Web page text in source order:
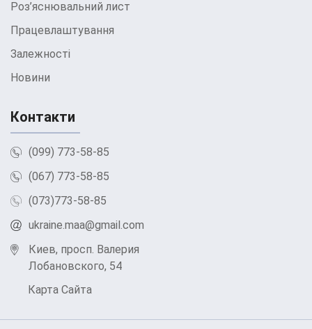
Роз’яснювальний лист
Працевлаштування
Залежності
Новини
Контакти
(099) 773-58-85
(067) 773-58-85
(073)773-58-85
ukraine.maa@gmail.com
Киев, просп. Валерия
Лобановского, 54
Карта Сайта